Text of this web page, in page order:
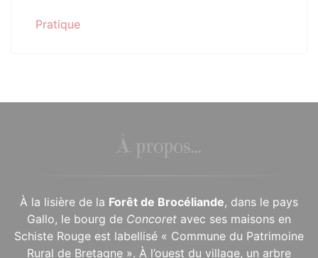
Pratique
À propos...
À la lisière de la Forêt de Brocéliande, dans le pays
Gallo, le bourg de Concoret avec ses maisons en
Schiste Rouge est labellisé « Commune du Patrimoine
Rural de Bretagne ». À l’ouest du village, un arbre